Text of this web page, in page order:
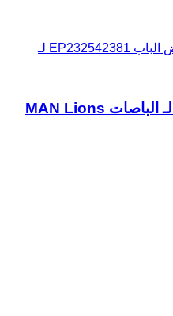
مقبض الباب EP232542381 لـ